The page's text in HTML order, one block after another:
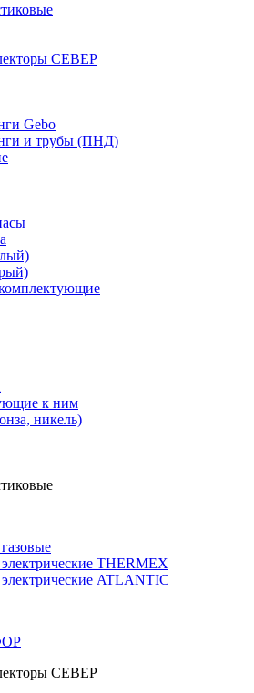
СЕВЕР
Gebo
и трубы (ПНД)
к ним
никель)
THERMEX
ATLANTIC
СЕВЕР